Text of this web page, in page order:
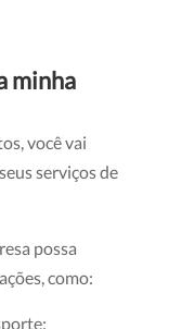
minha
você vai
serviços de
possa
como: